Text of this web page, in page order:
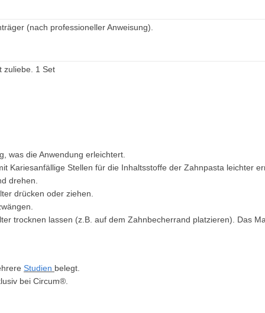
(nach professioneller Anweisung).
zuliebe. 1 Set
was die Anwendung erleichtert.
Kariesanfällige Stellen für die Inhaltsstoffe der Zahnpasta leichter
drehen.
drücken oder ziehen.
trocknen lassen (z.B. auf dem Zahnbecherrand platzieren). Das
Studien belegt.
bei Circum®.